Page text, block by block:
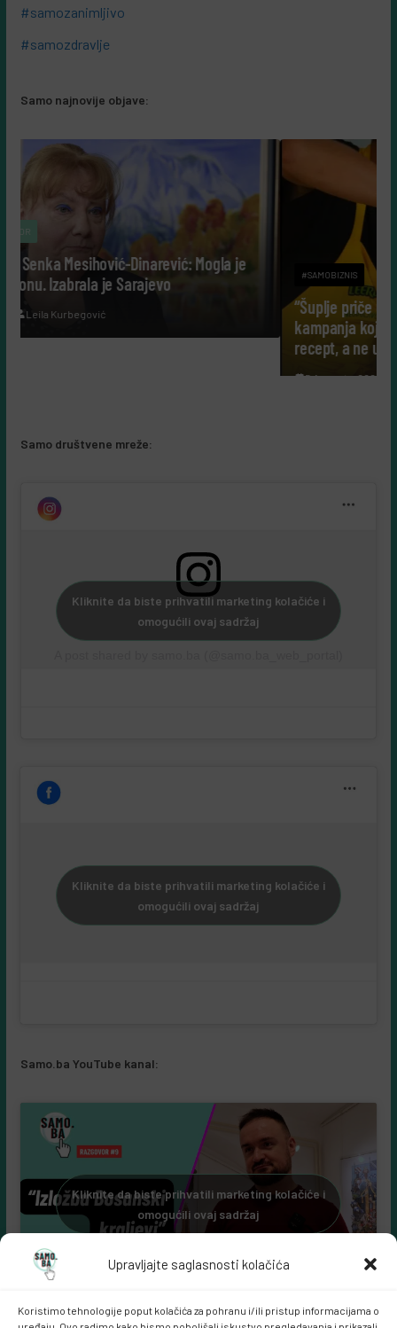
Upravljajte saglasnosti kolačića
Koristimo tehnologije poput kolačića za pohranu i/ili pristup informacijama o
#samozanimljivo
#samozdravlje
Samo najnovije objave:
je
“Šuplje priče uz Leerdammer”: marketinška
kampanja koja je fudbalsku groznicu
Almir Kurbegović
Kliknite da biste prihvatili marketing kolačiće i
Kliknite da biste prihvatili marketing kolačiće i
Kliknite da biste prihvatili marketing kolačiće i